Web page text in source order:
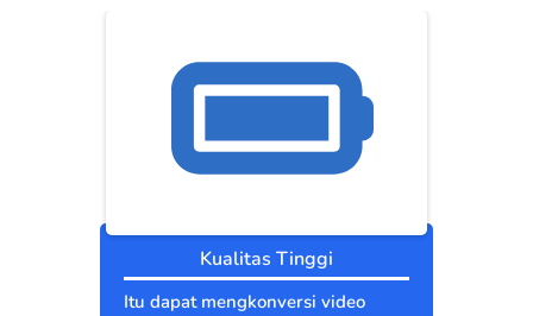
Kualitas Tinggi
Itu dapat mengkonversi video